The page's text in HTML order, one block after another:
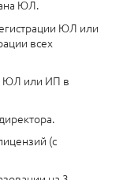
ЮЛ.
ЮЛ или
всех
ЮЛ или ИП в
(с